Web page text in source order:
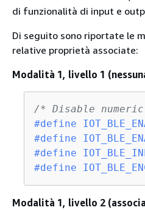
di funzionalità di input e
Di seguito sono riportate le
relative proprietà associate:
Modalità 1, livello 1
/* Disable
#define
#define
#define
#define
Modalità 1, livello 2